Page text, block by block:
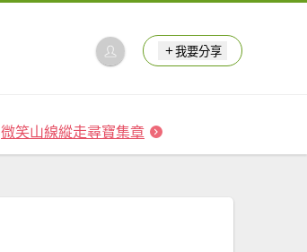
我要分享
微笑山線縱走尋寶集章